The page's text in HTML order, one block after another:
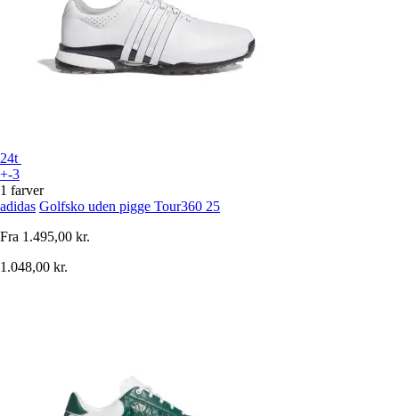
24t
+-3
1 farver
adidas Golfsko uden pigge Tour360 25
Fra 1.495,00 kr.
1.048,00 kr.